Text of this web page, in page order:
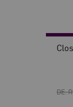
DE: